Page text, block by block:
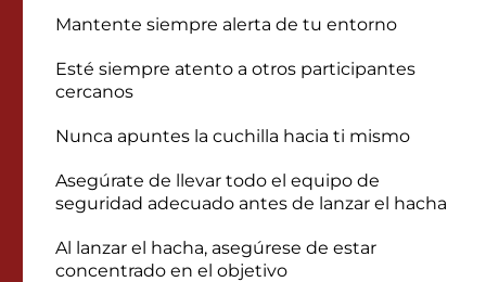
Mantente siempre alerta de tu entorno
Esté siempre atento a otros participantes
cercanos
Nunca apuntes la cuchilla hacia ti mismo
Asegúrate de llevar todo el equipo de
seguridad adecuado antes de lanzar el hacha
Al lanzar el hacha, asegúrese de estar
concentrado en el objetivo